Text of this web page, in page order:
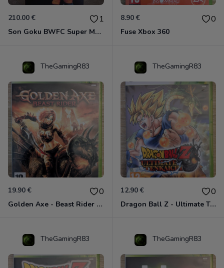
210.00 € 1
Son Goku BWFC Super Master Stars
8.90 € 0
Fuse Xbox 360
TheGamingR83
19.90 € 0
Golden Axe - Beast Rider Xbox 360
TheGamingR83
12.90 € 0
Dragon Ball Z - Ultimate Tenkaichi Xbox 360
TheGamingR83 TheGamingR83